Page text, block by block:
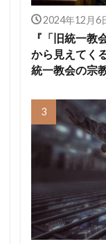
2024年12月6
『「旧統一
から見えてく
統一教会の宗